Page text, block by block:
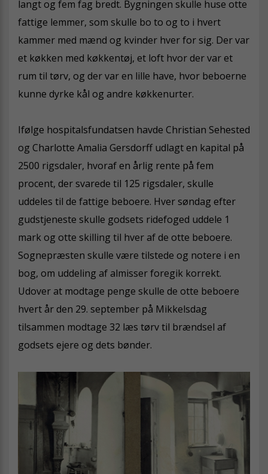
langt og fem fag bredt. Bygningen skulle huse otte
fattige lemmer, som skulle bo to og to i hvert
kammer med mænd og kvinder hver for sig. Der var
et køkken med køkkentøj, et loft hvor der var et
rum til tørv, og der var en lille have, hvor beboerne
kunne dyrke kål og andre køkkenurter.
Ifølge hospitalsfundatsen havde Christian Sehested
og Charlotte Amalia Gersdorff udlagt en kapital på
2500 rigsdaler, hvoraf en årlig rente på fem
procent, der svarede til 125 rigsdaler, skulle
uddeles til de fattige beboere. Hver søndag efter
gudstjeneste skulle godsets ridefoged uddele 1
mark og otte skilling til hver af de otte beboere.
Sognepræsten skulle være tilstede og notere i en
bog, om uddeling af almisser foregik korrekt.
Udover at modtage penge skulle de otte beboere
hvert år den 29. september på Mikkelsdag
tilsammen modtage 32 læs tørv til brændsel af
godsets ejere og dets bønder.